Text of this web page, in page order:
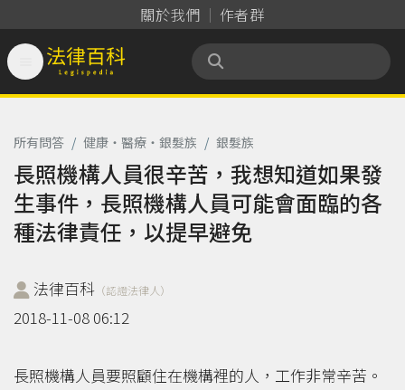
關於我們 作者群
法律百科 Legispedia
所有問答 / 健康‧醫療‧銀髮族 / 銀髮族
長照機構人員很辛苦，我想知道如果發
生事件，長照機構人員可能會面臨的各
種法律責任，以提早避免
法律百科 （認證法律人）
2018-11-08 06:12
長照機構人員要照顧住在機構裡的人，工作非常辛苦。